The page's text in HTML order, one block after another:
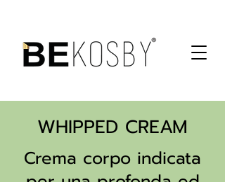
WHIPPED CREAM
Crema corpo indicata